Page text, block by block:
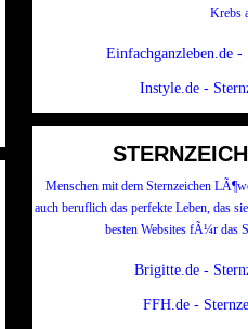
Krebs
Einfachganzleben.de -
Instyle.de -
Menschen mit dem Sternzeichen
auch beruflich das perfekte Leben, das
besten Websites fÃ¼r das
Brigitte.de -
FFH.de -